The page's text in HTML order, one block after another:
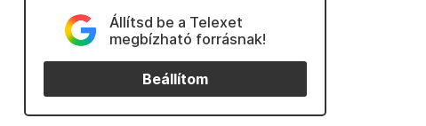
Állítsd be a Telexet
megbízható forrásnak!
Beállítom